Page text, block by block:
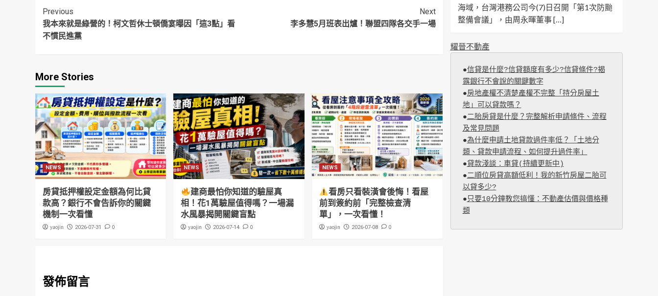
Continue
Reading
Previous
我本來就是綠營的！柯文哲休士頓僑宴曝因「這3點」看
不慣民進黨
Next
李多慧5月班表出爐！聯盟四隊各交手一場
More Stories
NEWS
房貸抵押權設定金額為何比貸
款高？銀行不會告訴你的關鍵
機制一次看懂
yaojin 2026-07-31 0
NEWS
建商最怕你知道的驗屋真
相！花1萬驗屋值得嗎？一場漏
水風暴揭開關鍵盲點
yaojin 2026-07-14 0
NEWS
看房只看裝潢會後悔！看屋
前到簽約前「完整檢查清
單」，一次看懂！
yaojin 2026-07-08 0
發佈留言
海域，台灣港務公司今(7)日召開「第1次防颱
整備會議」，由周永暉董事 […]
耀晉不動產
●信貸是什麼?信貸額度有多少?信貸條件?揭
露銀行不會說的關鍵數字
●房地產權不清楚產權不完整「持分房屋土
地」可以貸款嗎？
●二胎房貸是什麼？完整解析申請條件、流程
及常見問題
●為什麼申請土地貸款過件率低？「土地分
類、貸款申請流程、如何提升過件率」
●貸款淺談：車貸(持續更新中)
●二順位房貸高額低利！我的新竹房屋二胎可
以貸多少?
●只要10分鐘教您搞懂：不動產估價與價格種
類